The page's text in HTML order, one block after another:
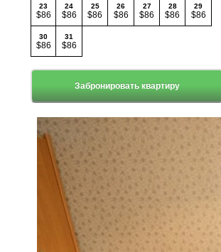
23
$86
24
$86
25
$86
26
$86
27
$86
28
$86
29
$86
30
$86
31
$86
Забронировать квартиру